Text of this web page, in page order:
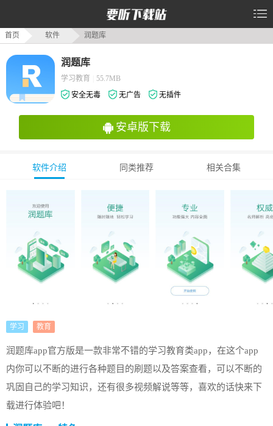
首页 软件 润题库
润题库
学习教育
55.7MB
安全无毒
无广告 无插件
安卓版下载
软件介绍 同类推荐 相关合集
学习 教育
润题库app官方版是一款非常不错的学习教育类app，在这个app
内你可以不断的进行各种题目的刷题以及答案查看，可以不断的
巩固自己的学习知识，还有很多视频解说等等，喜欢的话快来下
载进行体验吧！